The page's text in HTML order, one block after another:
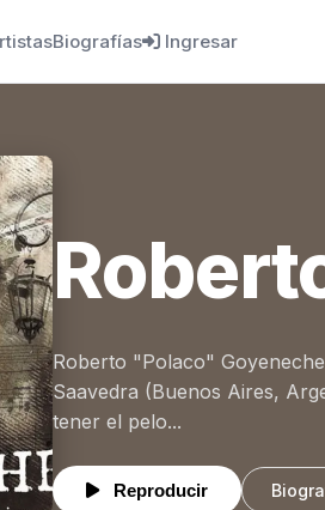
Biografías Ingresar
Roberto "Polaco"
Saavedra (Buenos Aires,
tener el pelo...
Reproducir